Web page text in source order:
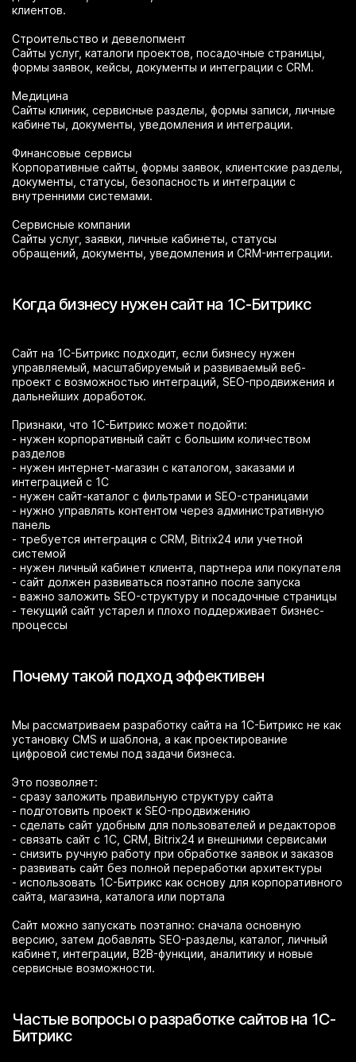
клиентов.
Строительство и девелопмент
Сайты услуг, каталоги проектов, посадочные страницы,
формы заявок, кейсы, документы и интеграции с CRM.
Медицина
Сайты клиник, сервисные разделы, формы записи, личные
кабинеты, документы, уведомления и интеграции.
Финансовые сервисы
Корпоративные сайты, формы заявок, клиентские разделы,
документы, статусы, безопасность и интеграции с
внутренними системами.
Сервисные компании
Сайты услуг, заявки, личные кабинеты, статусы
обращений, документы, уведомления и CRM-интеграции.
Когда бизнесу нужен сайт на 1С-Битрикс
Сайт на 1С-Битрикс подходит, если бизнесу нужен
управляемый, масштабируемый и развиваемый веб-
проект с возможностью интеграций, SEO-продвижения и
дальнейших доработок.
Признаки, что 1С-Битрикс может подойти:
- нужен корпоративный сайт с большим количеством
разделов
- нужен интернет-магазин с каталогом, заказами и
интеграцией с 1С
- нужен сайт-каталог с фильтрами и SEO-страницами
- нужно управлять контентом через административную
панель
- требуется интеграция с CRM, Bitrix24 или учетной
системой
- нужен личный кабинет клиента, партнера или покупателя
- сайт должен развиваться поэтапно после запуска
- важно заложить SEO-структуру и посадочные страницы
- текущий сайт устарел и плохо поддерживает бизнес-
процессы
Почему такой подход эффективен
Мы рассматриваем разработку сайта на 1С-Битрикс не как
установку CMS и шаблона, а как проектирование
цифровой системы под задачи бизнеса.
Это позволяет:
- сразу заложить правильную структуру сайта
- подготовить проект к SEO-продвижению
- сделать сайт удобным для пользователей и редакторов
- связать сайт с 1С, CRM, Bitrix24 и внешними сервисами
- снизить ручную работу при обработке заявок и заказов
- развивать сайт без полной переработки архитектуры
- использовать 1С-Битрикс как основу для корпоративного
сайта, магазина, каталога или портала
Сайт можно запускать поэтапно: сначала основную
версию, затем добавлять SEO-разделы, каталог, личный
кабинет, интеграции, B2B-функции, аналитику и новые
сервисные возможности.
Частые вопросы о разработке сайтов на 1С-
Битрикс